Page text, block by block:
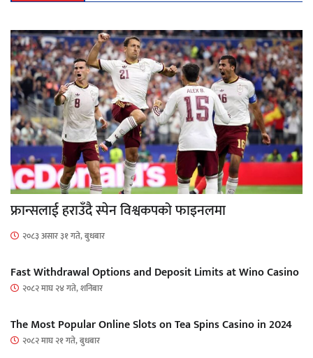
फ्रान्सलाई हराउँदै स्पेन विश्वकपको फाइनलमा
२०८३ असार ३१ गते, बुधबार
Fast Withdrawal Options and Deposit Limits at Wino Casino
२०८२ माघ २४ गते, शनिबार
The Most Popular Online Slots on Tea Spins Casino in 2024
२०८२ माघ २१ गते, बुधबार